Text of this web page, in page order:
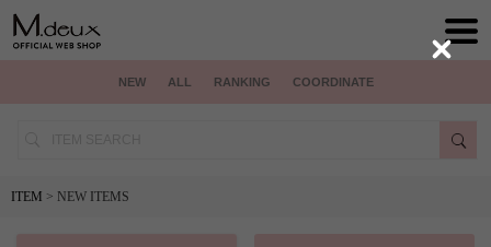
NEW ALL RANKING COORDINATE
ITEM > NEW ITEMS
Close